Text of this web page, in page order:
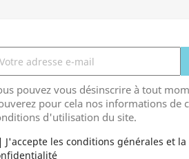
pouvez vous désinscrire à tout
pour cela nos informations de
d'utilisation du site.
J'accepte les conditions générales et